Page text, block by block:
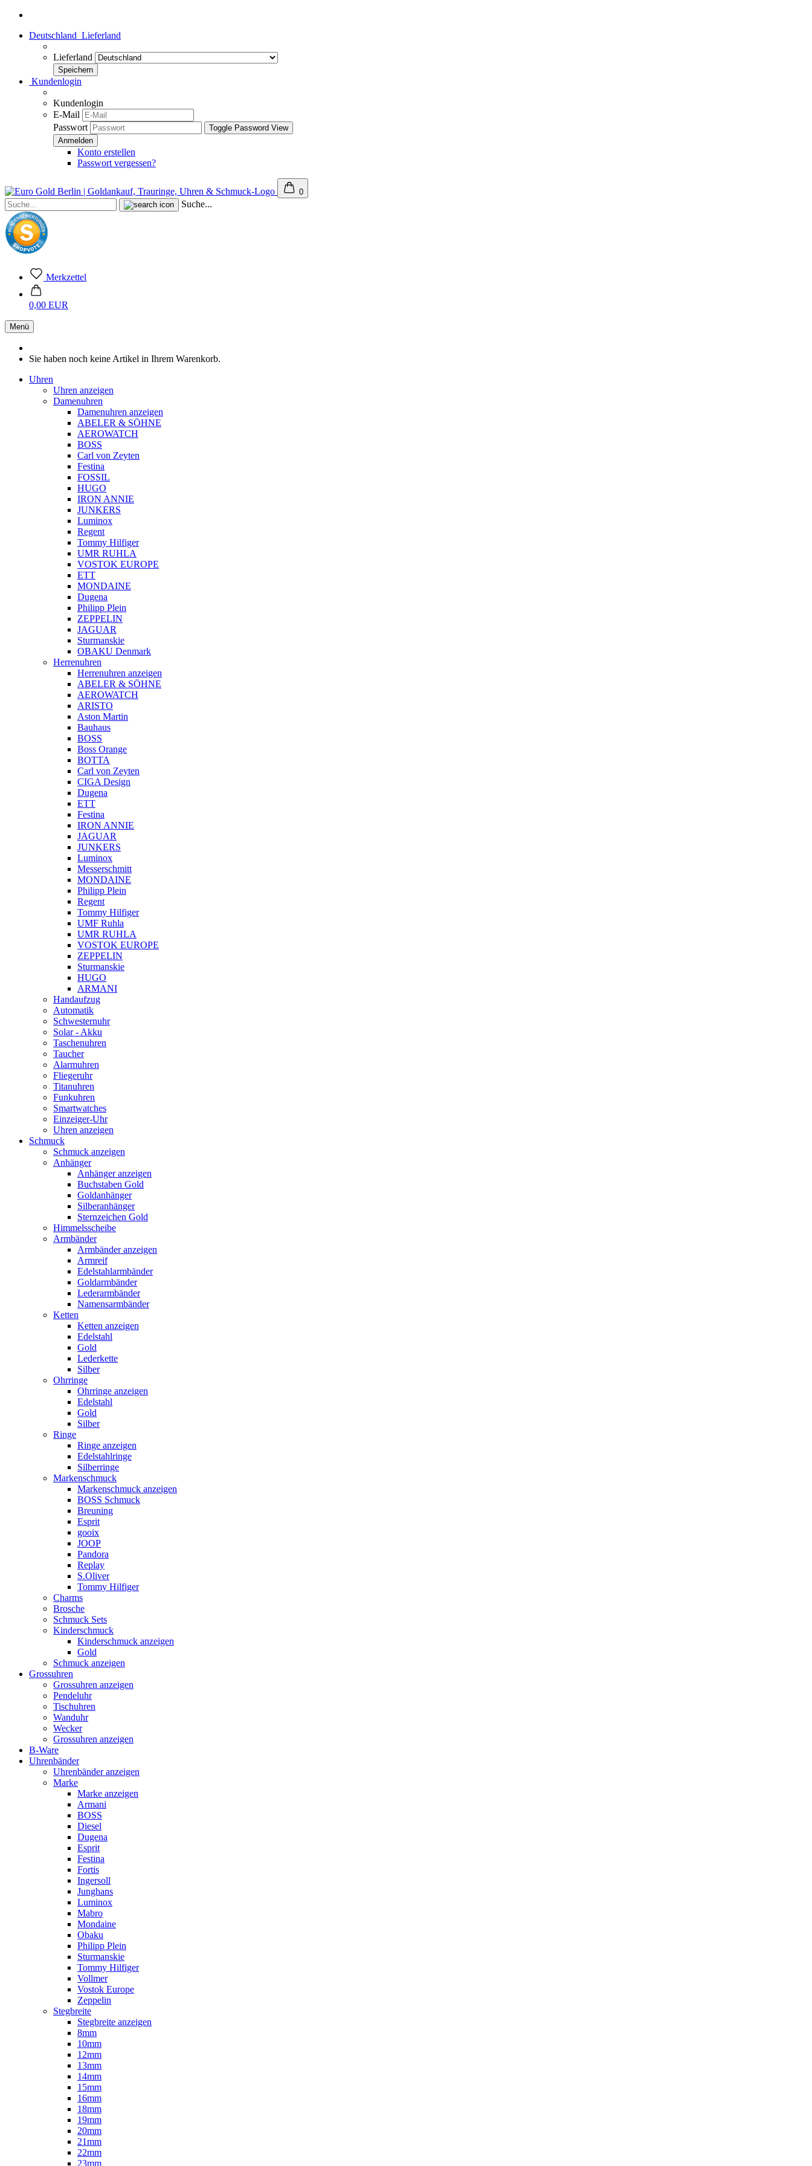
Deutschland Lieferland
Lieferland
Kundenlogin
Kundenlogin
E-Mail
Passwort
Toggle Password View
Konto erstellen
Passwort vergessen?
0
Suche...
Merkzettel
0,00 EUR
Menü
Sie haben noch keine Artikel in Ihrem Warenkorb.
Uhren
Uhren anzeigen
Damenuhren
Damenuhren anzeigen
ABELER & SÖHNE
AEROWATCH
BOSS
Carl von Zeyten
Festina
FOSSIL
HUGO
IRON ANNIE
JUNKERS
Luminox
Regent
Tommy Hilfiger
UMR RUHLA
VOSTOK EUROPE
ETT
MONDAINE
Dugena
Philipp Plein
ZEPPELIN
JAGUAR
Sturmanskie
OBAKU Denmark
Herrenuhren
Herrenuhren anzeigen
ABELER & SÖHNE
AEROWATCH
ARISTO
Aston Martin
Bauhaus
BOSS
Boss Orange
BOTTA
Carl von Zeyten
CIGA Design
Dugena
ETT
Festina
IRON ANNIE
JAGUAR
JUNKERS
Luminox
Messerschmitt
MONDAINE
Philipp Plein
Regent
Tommy Hilfiger
UMF Ruhla
UMR RUHLA
VOSTOK EUROPE
ZEPPELIN
Sturmanskie
HUGO
ARMANI
Handaufzug
Automatik
Schwesternuhr
Solar - Akku
Taschenuhren
Taucher
Alarmuhren
Fliegeruhr
Titanuhren
Funkuhren
Smartwatches
Einzeiger-Uhr
Uhren anzeigen
Schmuck
Schmuck anzeigen
Anhänger
Anhänger anzeigen
Buchstaben Gold
Goldanhänger
Silberanhänger
Sternzeichen Gold
Himmelsscheibe
Armbänder
Armbänder anzeigen
Armreif
Edelstahlarmbänder
Goldarmbänder
Lederarmbänder
Namensarmbänder
Ketten
Ketten anzeigen
Edelstahl
Gold
Lederkette
Silber
Ohrringe
Ohrringe anzeigen
Edelstahl
Gold
Silber
Ringe
Ringe anzeigen
Edelstahlringe
Silberringe
Markenschmuck
Markenschmuck anzeigen
BOSS Schmuck
Breuning
Esprit
gooix
JOOP
Pandora
Replay
S.Oliver
Tommy Hilfiger
Charms
Brosche
Schmuck Sets
Kinderschmuck
Kinderschmuck anzeigen
Gold
Schmuck anzeigen
Grossuhren
Grossuhren anzeigen
Pendeluhr
Tischuhren
Wanduhr
Wecker
Grossuhren anzeigen
B-Ware
Uhrenbänder
Uhrenbänder anzeigen
Marke
Marke anzeigen
Armani
BOSS
Diesel
Dugena
Esprit
Festina
Fortis
Ingersoll
Junghans
Luminox
Mabro
Mondaine
Obaku
Philipp Plein
Sturmanskie
Tommy Hilfiger
Vollmer
Vostok Europe
Zeppelin
Stegbreite
Stegbreite anzeigen
8mm
10mm
12mm
13mm
14mm
15mm
16mm
18mm
19mm
20mm
21mm
22mm
23mm